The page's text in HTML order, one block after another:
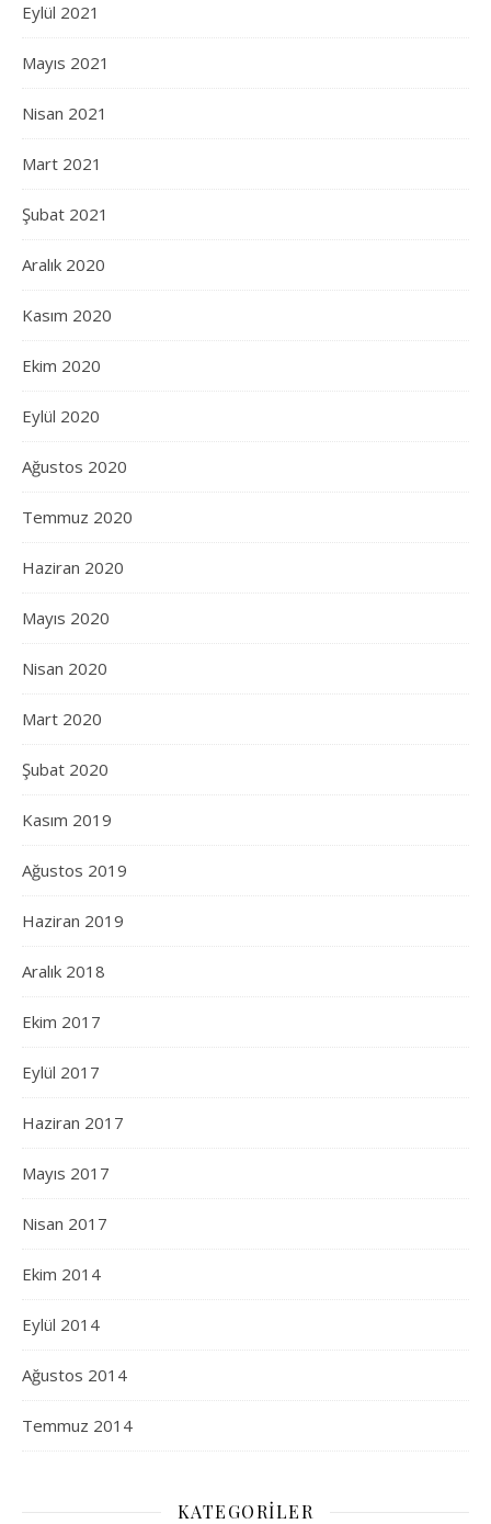
Eylül 2021
Mayıs 2021
Nisan 2021
Mart 2021
Şubat 2021
Aralık 2020
Kasım 2020
Ekim 2020
Eylül 2020
Ağustos 2020
Temmuz 2020
Haziran 2020
Mayıs 2020
Nisan 2020
Mart 2020
Şubat 2020
Kasım 2019
Ağustos 2019
Haziran 2019
Aralık 2018
Ekim 2017
Eylül 2017
Haziran 2017
Mayıs 2017
Nisan 2017
Ekim 2014
Eylül 2014
Ağustos 2014
Temmuz 2014
KATEGORILER